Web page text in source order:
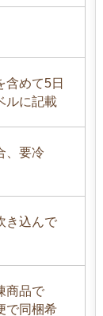
含めて5日
ルに記載
、要冷
き込んで
商品で
で同梱希